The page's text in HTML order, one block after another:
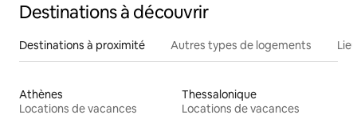
Destinations à découvrir
Destinations à proximité Autres types de logements
Athènes
Locations de vacances
Thessalonique
Locations de vacances